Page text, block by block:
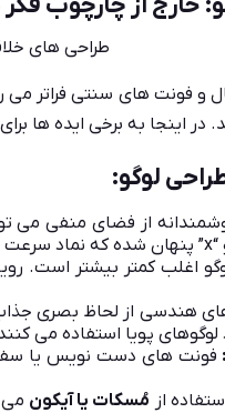
و فونت های سنتی فراتر
در اینجا به برخی ایده ها
لوگو:
اغلب کمتر بیشتر است.
هندسی از لحاظ بصری جذاب
پویا استفاده می
: فونت های دست نویس یا
از مُسکات یا آیکون می